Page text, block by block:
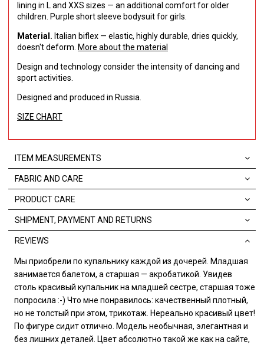
lining in L and XXS sizes — an additional comfort for older
children. Purple short sleeve bodysuit for girls.
Material. Italian biflex — elastic, highly durable, dries quickly,
doesn't deform. More about the material
Design and technology consider the intensity of dancing and
sport activities.
Designed and produced in Russia.
SIZE CHART
ITEM MEASUREMENTS
FABRIC AND CARE
PRODUCT CARE
SHIPMENT, PAYMENT AND RETURNS
REVIEWS
Мы приобрели по купальнику каждой из дочерей. Младшая
занимается балетом, а старшая — акробатикой. Увидев
столь красивый купальник на младшей сестре, старшая тоже
попросила :-) Что мне понравилось: качественный плотный,
но не толстый при этом, трикотаж. Нереально красивый цвет!
По фигуре сидит отлично. Модель необычная, элегантная и
без лишних деталей. Цвет абсолютно такой же как на сайте,